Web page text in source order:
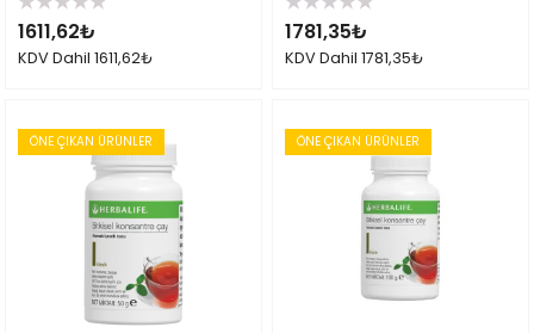
5
üzerinden
0
oy
1611,62₺
KDV Dahil 1611,62₺
5
üzerinden
0
oy
1781,35₺
KDV Dahil 1781,35₺
ÖNE ÇIKAN ÜRÜNLER ÖNE ÇIKAN ÜRÜNLER